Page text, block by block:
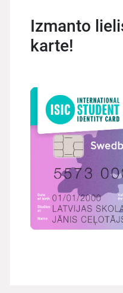
Izmanto
karte!